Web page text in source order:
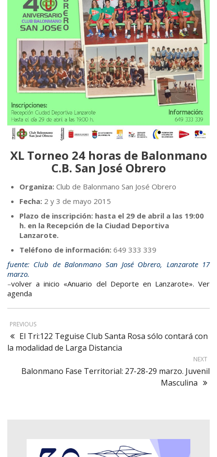
XL Torneo 24 horas de Balonmano
C.B. San José Obrero
Organiza: Club de Balonmano San José Obrero
Fecha: 2 y 3 de mayo 2015
Plazo de inscripción: hasta el 29 de abril a las 19:00
h. en la Recepción de la Ciudad Deportiva
Lanzarote.
Teléfono de información: 649 333 339
fuente: Club de Balonmano San José Obrero, Lanzarote 17
marzo.
–volver a inicio «Anuario del Deporte en Lanzarote». Ver
agenda
PREVIOUS
El Tri:122 Teguise Club Santa Rosa sólo contará con
la modalidad de Larga Distancia
NEXT
Balonmano Fase Territorial: 27-28-29 marzo. Juvenil
Masculina